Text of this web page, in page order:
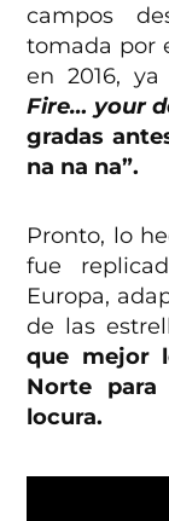
campos
tomada por
en 2016,
Fire… your
gradas
na na na”.
Pronto, lo
fue
Europa,
de las
que mejor
Norte para
locura.